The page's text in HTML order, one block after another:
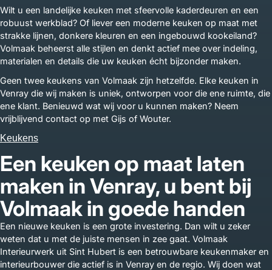
Wilt u een landelijke keuken met sfeervolle kaderdeuren en een
robuust werkblad? Of liever een moderne keuken op maat met
strakke lijnen, donkere kleuren en een ingebouwd kookeiland?
Volmaak beheerst alle stijlen en denkt actief mee over indeling,
materialen en details die uw keuken écht bijzonder maken.
Geen twee keukens van Volmaak zijn hetzelfde. Elke keuken in
Venray die wij maken is uniek, ontworpen voor die ene ruimte, die
ene klant. Benieuwd wat wij voor u kunnen maken? Neem
vrijblijvend contact op met Gijs of Wouter.
Keukens
Een keuken op maat laten
maken in Venray, u bent bij
Volmaak in goede handen
Een nieuwe keuken is een grote investering. Dan wilt u zeker
weten dat u met de juiste mensen in zee gaat. Volmaak
Interieurwerk uit Sint Hubert is een betrouwbare keukenmaker en
interieurbouwer die actief is in Venray en de regio. Wij doen wat